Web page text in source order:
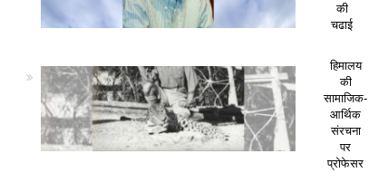
की
चढाई
हिमालय
की
सामाजिक-
आर्थिक
संरचना
पर
प्रोफेसर